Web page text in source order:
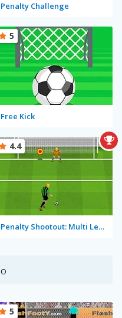
Penalty Challenge
Free Kick
5
Penalty Shootout: Multi League
4.4
5